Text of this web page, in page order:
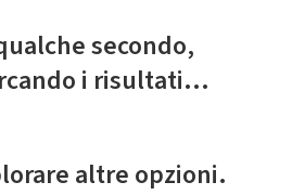
secondo,
i risultati...
altre opzioni.